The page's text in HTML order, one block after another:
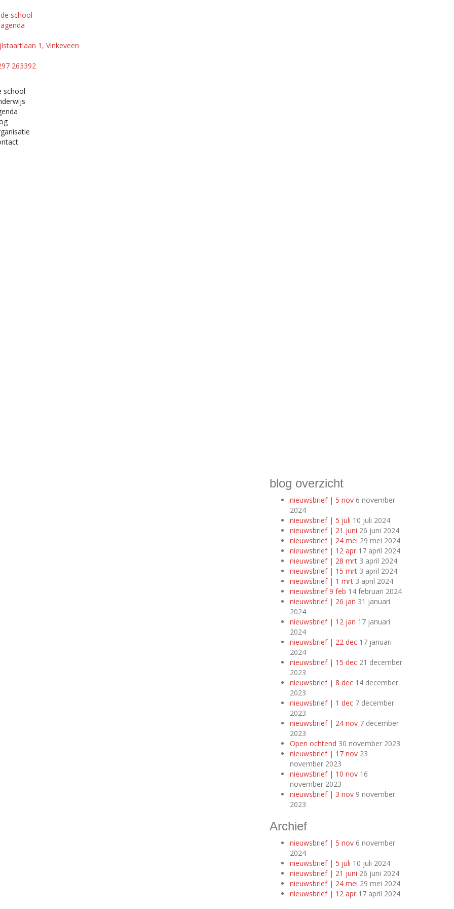
de school
agenda
1, Vinkeveen
263392
school
blog overzicht
nieuwsbrief | 5 nov 6 november
2024
nieuwsbrief | 5 juli 10 juli 2024
nieuwsbrief | 21 juni 26 juni 2024
nieuwsbrief | 24 mei 29 mei 2024
nieuwsbrief | 12 apr 17 april 2024
nieuwsbrief | 28 mrt 3 april 2024
nieuwsbrief | 15 mrt 3 april 2024
nieuwsbrief | 1 mrt 3 april 2024
nieuwsbrief 9 feb 14 februari 2024
nieuwsbrief | 26 jan 31 januari
2024
nieuwsbrief | 12 jan 17 januari
2024
nieuwsbrief | 22 dec 17 januari
2024
nieuwsbrief | 15 dec 21 december
2023
nieuwsbrief | 8 dec 14 december
2023
nieuwsbrief | 1 dec 7 december
2023
nieuwsbrief | 24 nov 7 december
2023
Open ochtend 30 november 2023
nieuwsbrief | 17 nov 23
november 2023
nieuwsbrief | 10 nov 16
november 2023
nieuwsbrief | 3 nov 9 november
2023
Archief
nieuwsbrief | 5 nov 6 november
2024
nieuwsbrief | 5 juli 10 juli 2024
nieuwsbrief | 21 juni 26 juni 2024
nieuwsbrief | 24 mei 29 mei 2024
nieuwsbrief | 12 apr 17 april 2024